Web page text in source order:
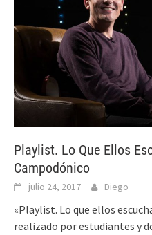
Playlist. Lo Que Ellos
Campodónico
julio 24, 2017 Diego
«Playlist. Lo que ellos
realizado por estudiantes y